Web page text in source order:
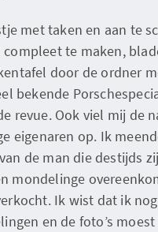
met taken en aan te
te maken,
door de ordner
bekende
revue. Ook viel mij de
eigenaren op. Ik
de man die destijds
mondelinge
Ik wist dat ik
en de foto’s